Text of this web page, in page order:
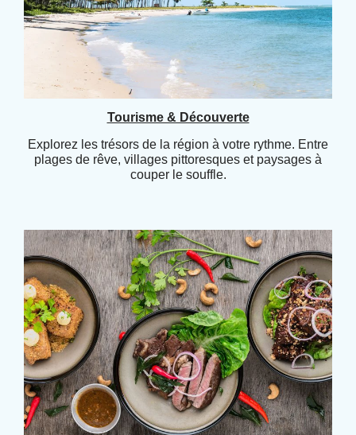
Tourisme & Découverte
Explorez les trésors de la région à votre rythme. Entre
plages de rêve, villages pittoresques et paysages à
couper le souffle.